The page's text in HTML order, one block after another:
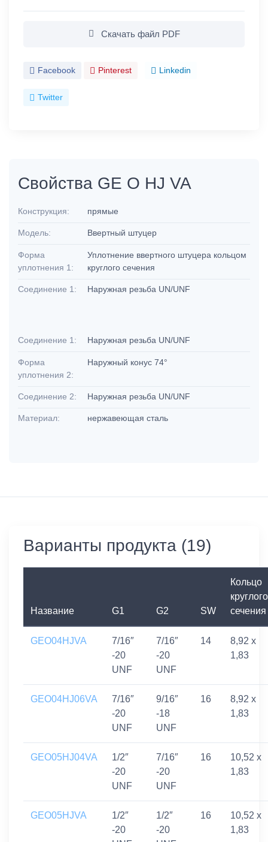
Скачать файл PDF
Facebook Pinterest Linkedin
Twitter
Свойства GE O HJ VA
Конструкция: прямые
Модель: Ввертный штуцер
Форма
уплотнения 1:
Уплотнение ввертного штуцера кольцом
круглого сечения
Соединение 1: Наружная резьба UN/UNF
Соединение 1: Наружная резьба UN/UNF
Форма
уплотнения 2:
Наружный конус 74°
Соединение 2: Наружная резьба UN/UNF
Материал: нержавеющая сталь
Варианты продукта (19)
Название G1 G2 SW
Кольцо
круглого
сечения
GEO04HJVA
7/16″
-20
UNF
7/16″
-20
UNF
14
8,92 x
1,83
GEO04HJ06VA
7/16″
-20
UNF
9/16″
-18
UNF
16
8,92 x
1,83
GEO05HJ04VA
1/2″
-20
UNF
7/16″
-20
UNF
16
10,52 x
1,83
GEO05HJVA
1/2″
-20
1/2″
-20
16
10,52 x
1,83